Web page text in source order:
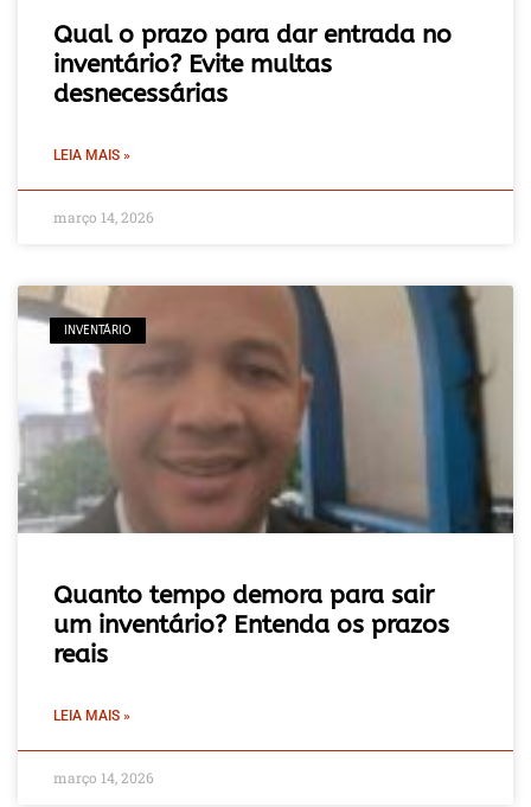
Qual o prazo para dar entrada no
inventário? Evite multas
desnecessárias
LEIA MAIS »
março 14, 2026
INVENTÁRIO
Quanto tempo demora para sair
um inventário? Entenda os prazos
reais
LEIA MAIS »
março 14, 2026